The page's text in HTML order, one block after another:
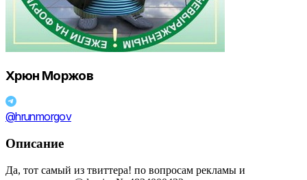
Хрюн Моржов
@hrunmorgov
Описание
Да, тот самый из твиттера! по вопросам рекламы и